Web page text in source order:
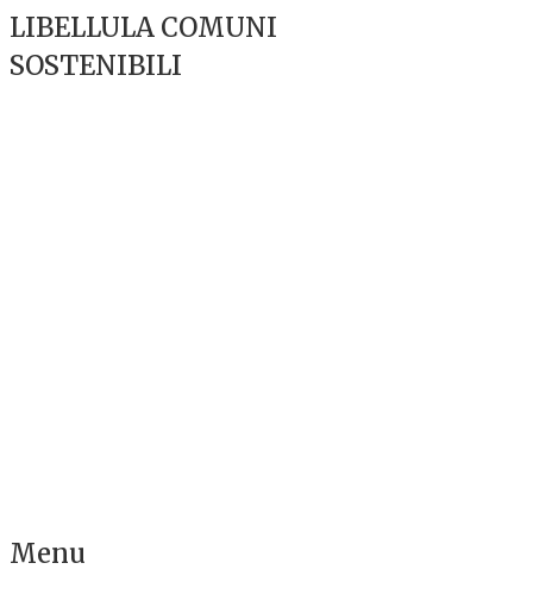
LIBELLULA COMUNI
SOSTENIBILI
Menu